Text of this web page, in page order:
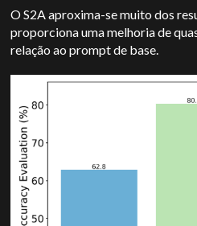
O S2A aproxima-se muito dos
proporciona uma melhoria de
relação ao prompt de base.